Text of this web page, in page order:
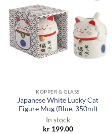
ønskeliste
KOPPER & GLASS
Japanese White Lucky Cat
Figure Mug (Blue, 350ml)
In stock
kr199.00